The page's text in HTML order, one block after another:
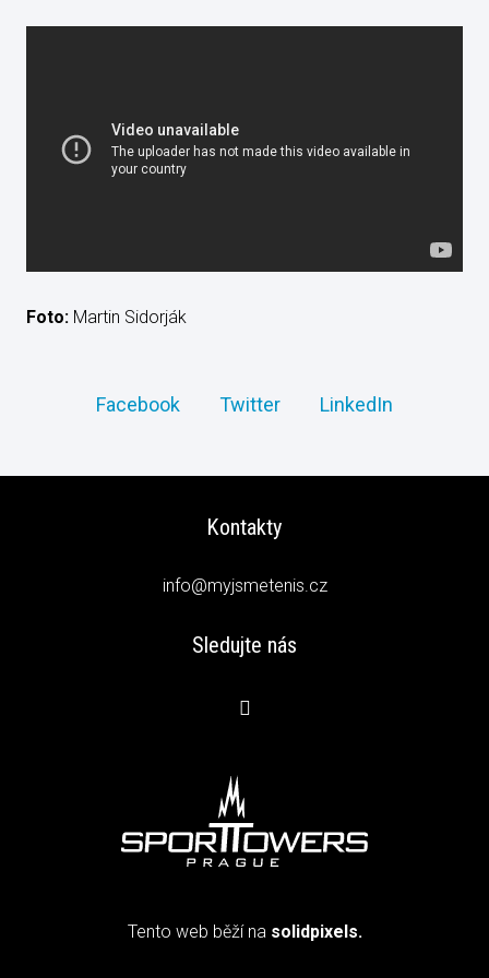
Foto: Martin Sidorják
Facebook Twitter LinkedIn
Kontakty
info@myjsmetenis.cz
Sledujte nás
Tento web běží na solidpixels.